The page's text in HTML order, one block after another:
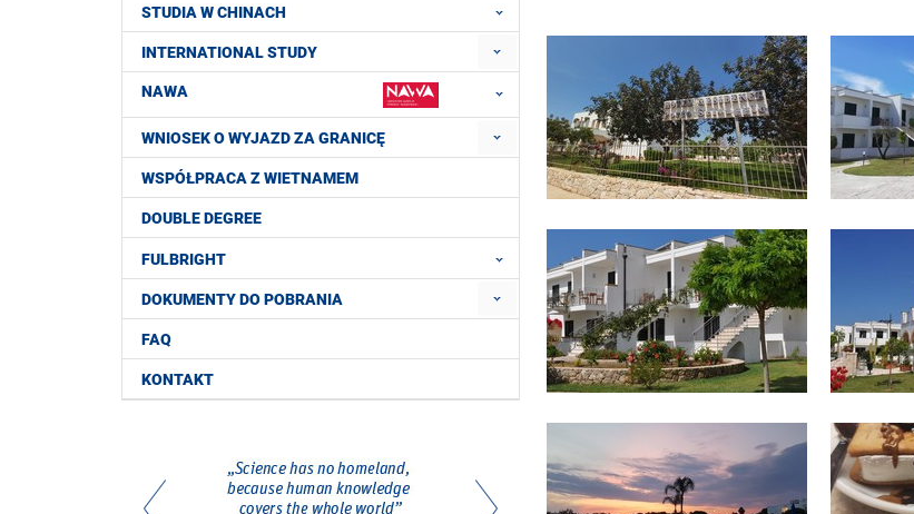
STUDIA W CHINACH
INTERNATIONAL STUDY
NAWA
WNIOSEK O WYJAZD ZA GRANICĘ
WSPÓŁPRACA Z WIETNAMEM
DOUBLE DEGREE
FULBRIGHT
DOKUMENTY DO POBRANIA
FAQ
KONTAKT